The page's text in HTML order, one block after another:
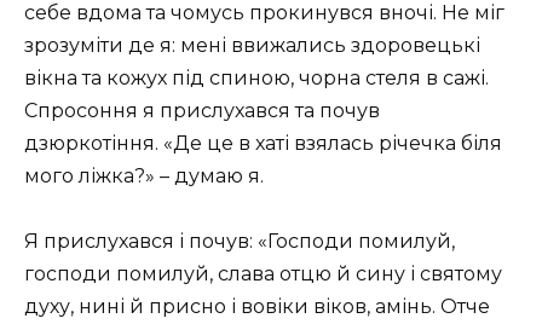
себе вдома та чомусь прокинувся вночі. Не міг
зрозуміти де я: мені ввижались здоровецькі
вікна та кожух під спиною, чорна стеля в сажі.
Спросоння я прислухався та почув
дзюркотіння. «Де це в хаті взялась річечка біля
мого ліжка?» – думаю я.
Я прислухався і почув: «Господи помилуй,
господи помилуй, слава отцю й сину і святому
духу, нині й присно і вовіки віков, амінь. Отче